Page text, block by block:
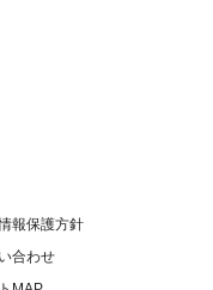
報保護方針
合わせ